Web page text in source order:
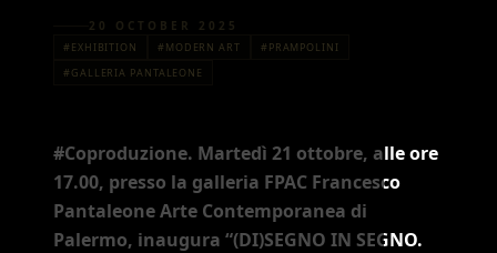
20 OCTOBER 2025
#EXHIBITION #MODERN ART
#PRAMPOLINI
#GALLERIA PANTALEONE
#Coproduzione. Martedì 21 ottobre, alle ore
17.00, presso la galleria FPAC Francesco
Pantaleone Arte Contemporanea di
Palermo, inaugura “(DI)SEGNO IN SEGNO.